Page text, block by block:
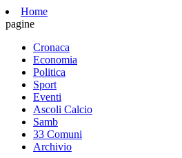
Home
pagine
Cronaca
Economia
Politica
Sport
Eventi
Ascoli Calcio
Samb
33 Comuni
Archivio